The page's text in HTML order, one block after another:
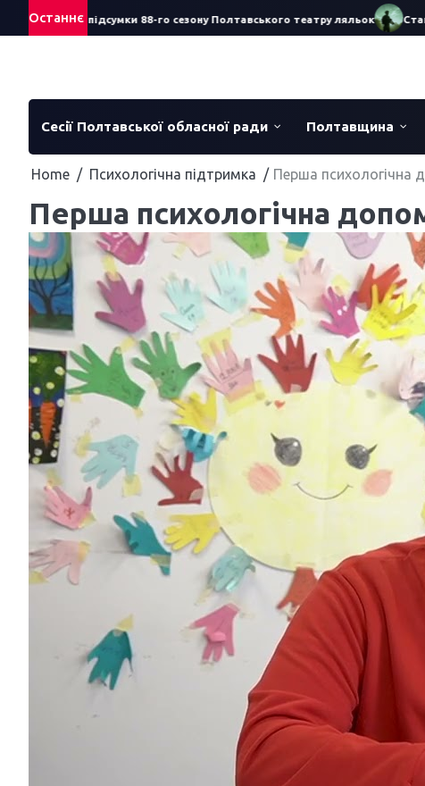
Останнє
про підсумки 88-го сезону Полтавського театру ляльок Стань
Сесії Полтавської обласної ради Полтавщина
Home Психологічна підтримка Перша психологічна
Перша психологічна